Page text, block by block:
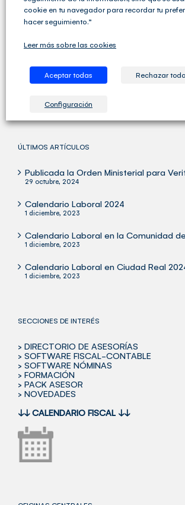
Cegid Club del Asesor no solo ofrece
Gestión Fiscal, Contable y Laboral
servicios para las Asesorías y los
Profesionales.
ÚLTIMOS ARTÍCULOS
Publicada la Orden Ministerial para
29 octubre, 2024
Calendario Laboral 2024
1 diciembre, 2023
Calendario Laboral en la Comunidad
1 diciembre, 2023
Calendario Laboral en Ciudad Real
1 diciembre, 2023
SECCIONES DE INTERÉS
> DIRECTORIO DE ASESORÍAS
> SOFTWARE FISCAL-CONTABLE
> SOFTWARE NÓMINAS
> FORMACIÓN
> PACK ASESOR
> NOVEDADES
↓↓ CALENDARIO FISCAL ↓↓
cookie en tu navegador para recordar tu
hacer seguimiento.”
Leer más sobre las cookies
Aceptar todas Rechazar
Configuración